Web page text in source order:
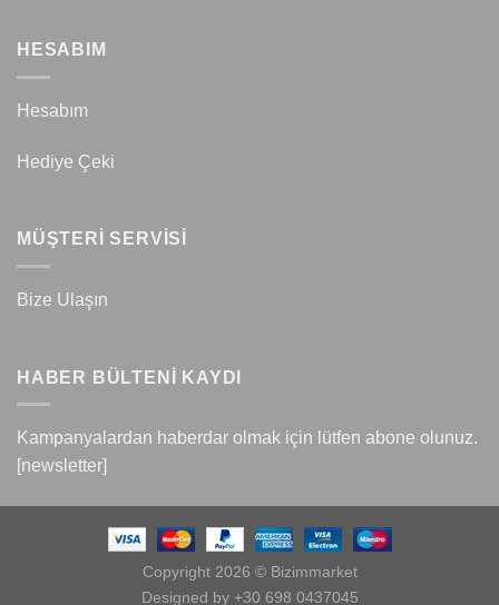
HESABIM
Hesabım
Hediye Çeki
MÜŞTERİ SERVİSİ
Bize Ulaşın
HABER BÜLTENİ KAYDI
Kampanyalardan haberdar olmak için lütfen abone olunuz.
[newsletter]
Copyright 2026 © Bizimmarket
Designed by +30 698 0437045